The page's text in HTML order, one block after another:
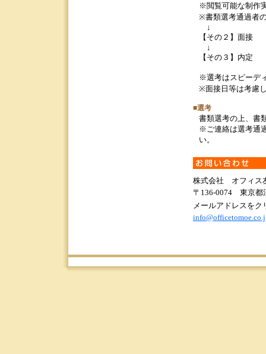
※閲覧可能な制作
※書類選考通過者
↓
【その２】面接
↓
【その３】内定
※選考はスピーデ
※面接日等は考慮
■選考
書類選考の上、書
※ご連絡は選考通
い。
株式会社 オフィス
〒136-0074 東京都
メールアドレスを